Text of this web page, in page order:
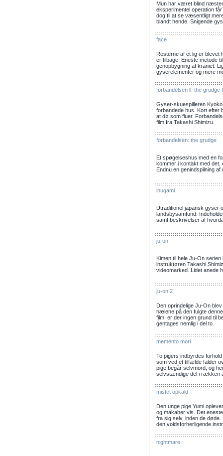
Mun har været blind
eksperimentel operation
dog til at se væsentligt
blandt hende. Snigende
face
Resterne af et lig er blevet
er tilbage. Eneste metode
genopbygning af kraniet.
gyserelementer og mere
forbandelsen ll: the
Gyser-skuespilleren
forbandede hus. Kort efter
at dø som fluer.
film fra Takashi Shimizu.
forbandelsen: the grudge
Et spøgelseshus med en
kommer i kontakt med
Endnu en genindspilning
inugami
Utraditionel japansk gyser
landsbysamfund.
samt beskrivelser af
ju-on
Kimen til hele Ju-On
instruktøren Takashi
videomarked. Lidet anede
ju-on 2
Den oprindelige Ju-On
hælene på den fulgte
film, er der ingen grund til
gentages nemlig i del to.
memento mori
To pigers indbyrdes
som ved et tilfælde falder
pige begår selvmord, og
selvstændige del i rækken
mistet opkald
Den unge pige Yumi
og makaber vis. Det
fra sig selv, inden de
den voldsforherligende
nightmare